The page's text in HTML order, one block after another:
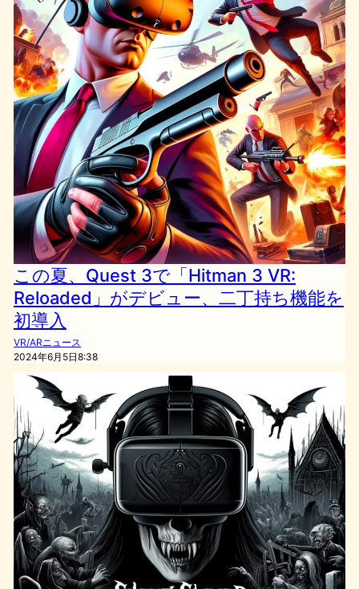
この夏、Quest 3で「Hitman 3 VR:
Reloaded」がデビュー、二丁持ち機能を
初導入
VR/ARニュース
2024年6月5日8:38